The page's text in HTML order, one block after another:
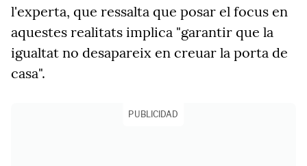
l'experta, que ressalta que posar el focus en
aquestes realitats implica "garantir que la
igualtat no desapareix en creuar la porta de
casa".
PUBLICIDAD